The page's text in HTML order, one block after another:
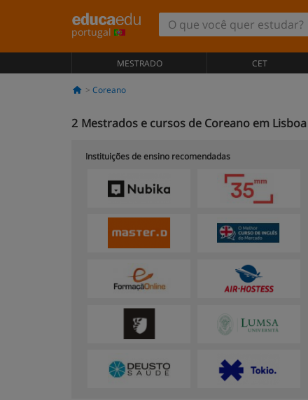
portugal
MESTRADO CET
Coreano
2 Mestrados e cursos de Coreano em Lisboa
Instituições de ensino recomendadas